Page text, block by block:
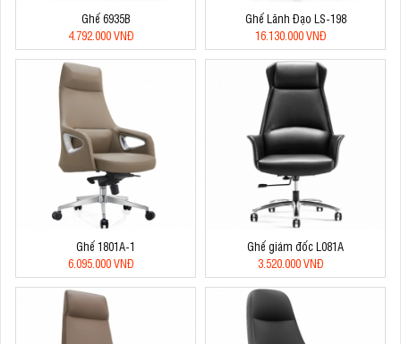
Ghế 6935B
4.792.000 VNĐ
Ghế Lãnh Đạo LS-198
16.130.000 VNĐ
Ghế 1801A-1
6.095.000 VNĐ
Ghế giám đốc L081A
3.520.000 VNĐ